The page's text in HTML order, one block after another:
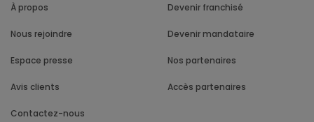
À propos
Nous rejoindre
Espace presse
Avis clients
Contactez-nous
Devenir franchisé
Devenir mandataire
Nos partenaires
Accès partenaires